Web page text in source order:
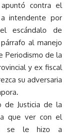
apuntó contra el
intendente por
escándalo de
al manejo
Periodismo de la
y ex fiscal
su adversaria
de Justicia de la
que ver con el
se le hizo a